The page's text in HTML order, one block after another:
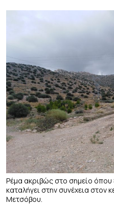
Ρέμα ακριβώς στο σημείο
καταλήγει στην συνέχεια στον
Μετσόβου.